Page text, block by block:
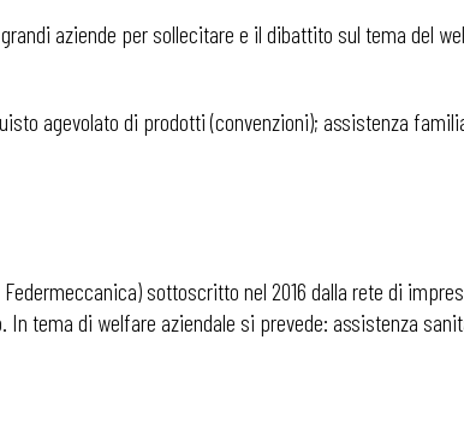
aziende per sollecitare e il dibattito sul tema del
agevolato di prodotti (convenzioni); assistenza
sottoscritto nel 2016 dalla rete di
tema di welfare aziendale si prevede: assistenza